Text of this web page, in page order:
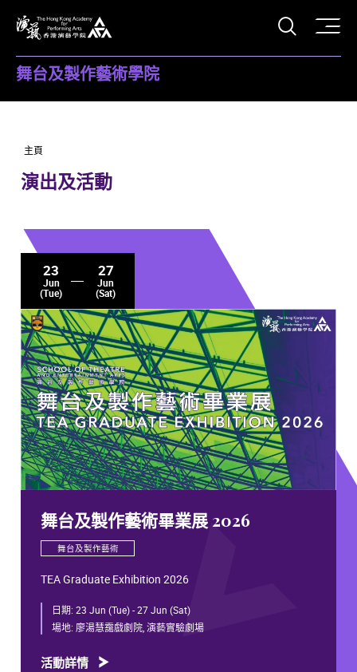
打開
舞台及製作藝術學院
主頁
演出及活動
23
Jun
(Tue)
27
Jun
(Sat)
舞台及製作藝術畢業展 2026
舞台及製作藝術
TEA Graduate Exhibition 2026
日期: 23 Jun (Tue) - 27 Jun (Sat)
場地: 廖湯慧靄戲劇院, 演藝實驗劇場
活動詳情